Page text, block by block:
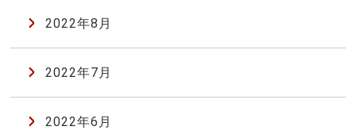
2022年8月
2022年7月
2022年6月